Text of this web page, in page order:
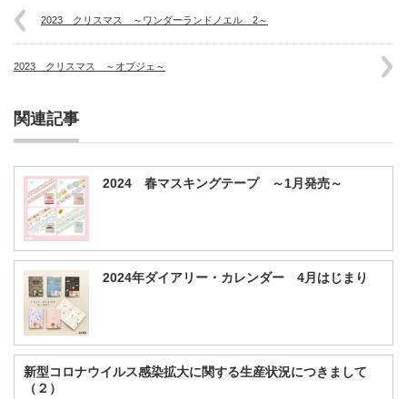
2023 クリスマス ～ワンダーランドノエル 2～
2023 クリスマス ～オブジェ～
関連記事
2024 春マスキングテープ ～1月発売～
2024年ダイアリー・カレンダー 4月はじまり
新型コロナウイルス感染拡大に関する生産状況につきまして
（２）